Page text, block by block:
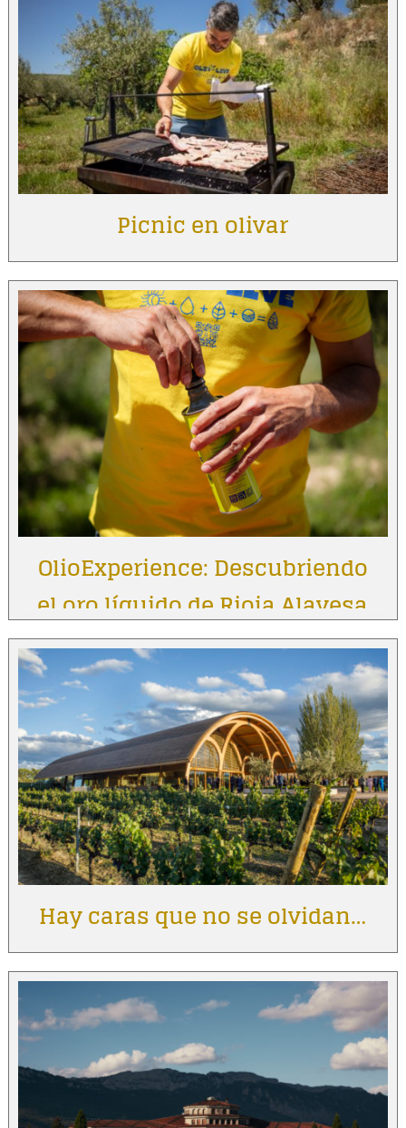
Picnic en olivar
OlioExperience: Descubriendo
el oro líquido de Rioja Alavesa
Hay caras que no se olvidan…